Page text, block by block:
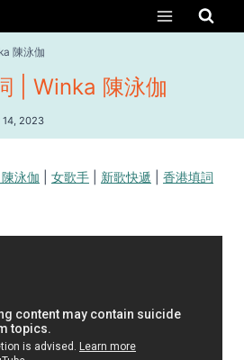
陳泳伽
| Winka 陳泳伽
2023
泳伽 女歌手 新歌快遞
香港填詞